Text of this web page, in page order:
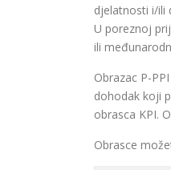
djelatnosti i/ili
U poreznoj
ili
Obrazac P-
dohodak koji
obrasca KPI.
Obrasce